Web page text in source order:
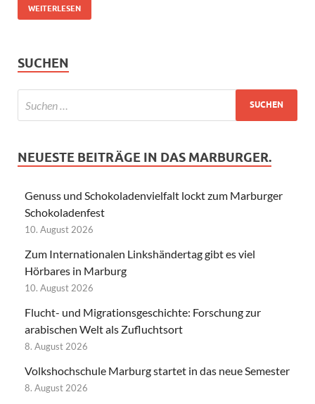
WEITERLESEN
SUCHEN
NEUESTE BEITRÄGE IN DAS MARBURGER.
Genuss und Schokoladenvielfalt lockt zum Marburger
Schokoladenfest
10. August 2026
Zum Internationalen Linkshändertag gibt es viel
Hörbares in Marburg
10. August 2026
Flucht- und Migrationsgeschichte: Forschung zur
arabischen Welt als Zufluchtsort
8. August 2026
Volkshochschule Marburg startet in das neue Semester
8. August 2026